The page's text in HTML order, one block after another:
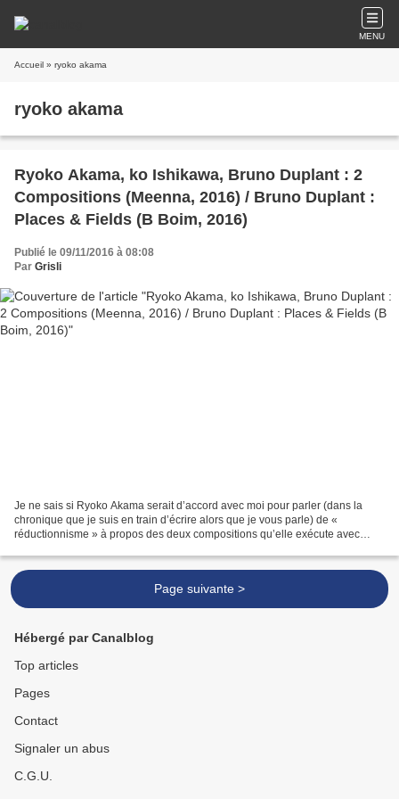
MENU
Accueil » ryoko akama
ryoko akama
Ryoko Akama, ko Ishikawa, Bruno Duplant : 2
Compositions (Meenna, 2016) / Bruno Duplant :
Places & Fields (B Boim, 2016)
Publié le 09/11/2016 à 08:08
Par Grisli
Je ne sais si Ryoko Akama serait d’accord avec moi pour parler (dans la
chronique que je suis en train d’écrire alors que je vous parle) de «
réductionnisme » à propos des deux compositions qu’elle exécute avec
Page suivante >
Hébergé par Canalblog
Top articles
Pages
Contact
Signaler un abus
C.G.U.